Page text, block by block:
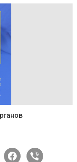
facebook
viber